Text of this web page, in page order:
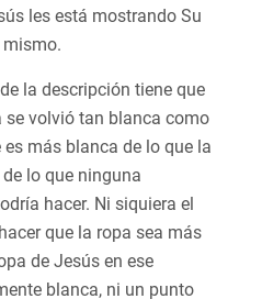
les está mostrando Su
la descripción tiene que
se volvió tan blanca como
más blanca de lo que la
lo que ninguna
hacer. Ni siquiera el
que la ropa sea más
de Jesús en ese
blanca, ni un punto